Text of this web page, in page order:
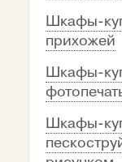
Шкафы-
прихожей
Шкафы-
Шкафы-